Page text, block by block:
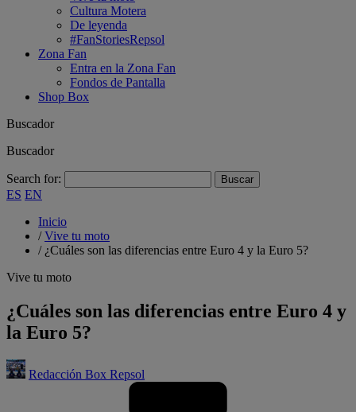
Cultura Motera
De leyenda
#FanStoriesRepsol
Zona Fan
Entra en la Zona Fan
Fondos de Pantalla
Shop Box
Buscador
Buscador
Search for:
ES EN
Inicio
/Vive tu moto
/ ¿Cuáles son las diferencias entre Euro 4 y la Euro 5?
Vive tu moto
¿Cuáles son las diferencias entre Euro 4 y
la Euro 5?
Redacción Box Repsol